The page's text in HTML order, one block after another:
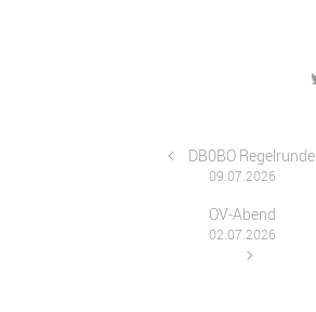
DB0BO Regelrunde
09.07.2026
OV-Abend
02.07.2026